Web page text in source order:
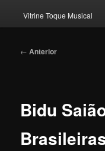
Vitrine Toque Musical
Navegação
← Anterior
Bidu